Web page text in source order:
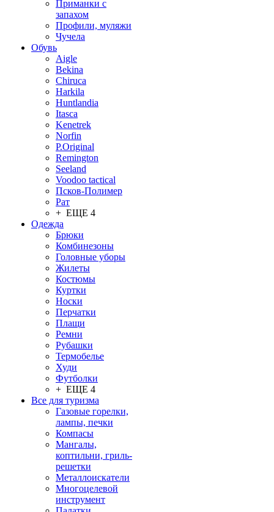
Приманки с
запахом
Профили, муляжи
Чучела
Обувь
Aigle
Bekina
Chiruсa
Harkila
Huntlandia
Itasca
Kenetrek
Norfin
P.Original
Remington
Seeland
Voodoo tactical
Псков-Полимер
Рат
+ ЕЩЕ 4
Одежда
Брюки
Комбинезоны
Головные уборы
Жилеты
Костюмы
Куртки
Носки
Перчатки
Плащи
Ремни
Рубашки
Термобелье
Худи
Футболки
+ ЕЩЕ 4
Все для туризма
Газовые горелки,
лампы, печки
Компасы
Мангалы,
коптильни, гриль-
решетки
Металлоискатели
Многоцелевой
инструмент